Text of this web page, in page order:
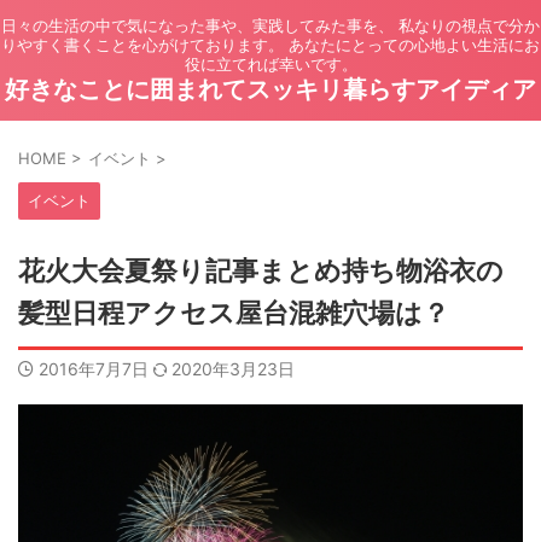
日々の生活の中で気になった事や、実践してみた事を、 私なりの視点で分か
りやすく書くことを心がけております。 あなたにとっての心地よい生活にお
役に立てれば幸いです。
好きなことに囲まれてスッキリ暮らすアイディア
HOME > イベント >
イベント
花火大会夏祭り記事まとめ持ち物浴衣の
髪型日程アクセス屋台混雑穴場は？
2016年7月7日 2020年3月23日